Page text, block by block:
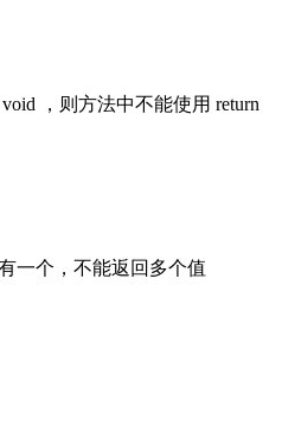
，则方法中不能使用 return
一个，不能返回多个值